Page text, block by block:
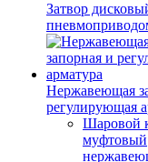
Затвор
Нержавеющая
регулирующая
Шаровой
муфтовый